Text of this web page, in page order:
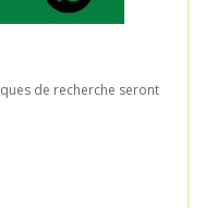
de recherche seront